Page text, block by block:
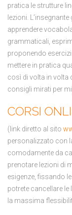
pratica le strutture
lezioni.
apprendere
grammaticali,
proponendo
mettere in pratica
così di volta in volta
consigli mirati per
CORSI
(link diretto al sito
personalizzato con
comodamente da
prenotare lezioni di
esigenze, fissando
potrete cancellare
la massima